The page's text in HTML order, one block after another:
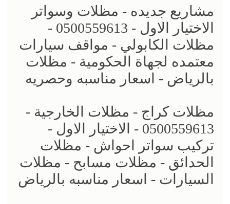
مشاريع جديده - مظلات وسواتر
الاختيار الاول - 0500559613 -
مظلات الكابولي - مواقف سيارات
معتمده لجهاة الحكومية - مظلات
بالرياض - اسعار مناسبه وحصريه
مظلات كراج - مظلات الخارجية -
0500559613 - الاختيار الاول -
تركيب سواتر احواش - مظلات
الحدائق - مظلات مسابح - مظلات
السيارات - اسعار مناسبه بالرياض